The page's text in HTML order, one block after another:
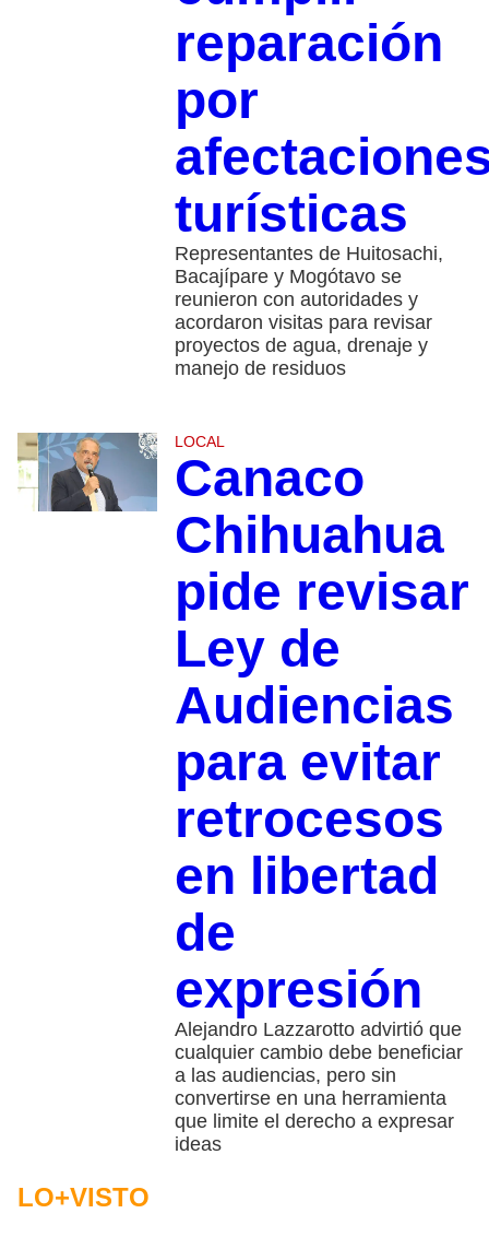
reparación
por
turísticas
Representantes de Huitosachi,
Bacajípare y Mogótavo se
reunieron con autoridades y
acordaron visitas para revisar
proyectos de agua, drenaje y
manejo de residuos
LOCAL
Canaco
Chihuahua
pide revisar
Ley de
Audiencias
para evitar
retrocesos
en libertad
de
expresión
Alejandro Lazzarotto advirtió que
cualquier cambio debe beneficiar
a las audiencias, pero sin
convertirse en una herramienta
que limite el derecho a expresar
ideas
LO+VISTO